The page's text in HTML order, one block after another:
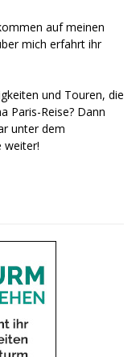
auf meinen
mich erfahrt ihr
und Touren, die
Paris-Reise? Dann
unter dem
weiter!